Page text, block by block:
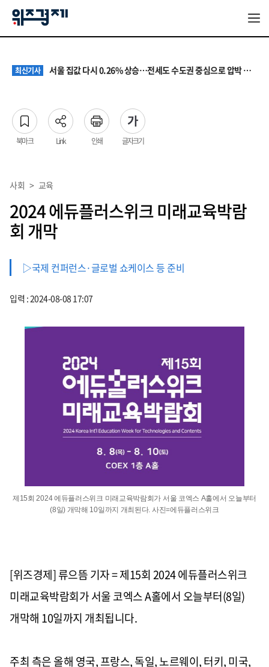
최신기사 서울 집값 다시 0.26% 상승…전세도 수도권 중심으로 압박 커져
최신기사 원·하청 교섭 갈등에 안전 지원 위축까지… 노란봉투법 불확실성 해법은
최신기사 청소년 혐오 표현, '처벌과 낙인'에서 '교양과 상식'으로
북마크 Link 인쇄 글자크기
사회 > 교육
2024 에듀플러스위크 미래교육박람
회 개막
▷국제 컨퍼런스·글로벌 쇼케이스 등 준비
입력 : 2024-08-08 17:07
제15회 2024 에듀플러스위크 미래교육박람회가 서울 코엑스 A홀에서 오늘부터
(8일) 개막해 10일까지 개최된다. 사진=에듀플러스위크
[위즈경제] 류으뜸 기자 = 제15회 2024 에듀플러스위크
미래교육박람회가 서울 코엑스 A홀에서 오늘부터(8일)
개막해 10일까지 개최됩니다.
주최 측은 올해 영국, 프랑스, 독일, 노르웨이, 터키, 미국,